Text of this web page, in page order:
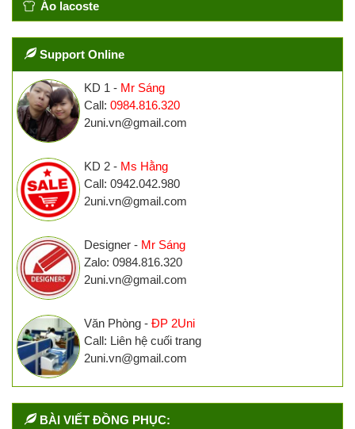
Áo lacoste
Support Online
KD 1 - Mr Sáng
Call: 0984.816.320
2uni.vn@gmail.com
KD 2 - Ms Hằng
Call: 0942.042.980
2uni.vn@gmail.com
Designer - Mr Sáng
Zalo: 0984.816.320
2uni.vn@gmail.com
Văn Phòng - ĐP 2Uni
Call: Liên hệ cuối trang
2uni.vn@gmail.com
BÀI VIẾT ĐỒNG PHỤC: